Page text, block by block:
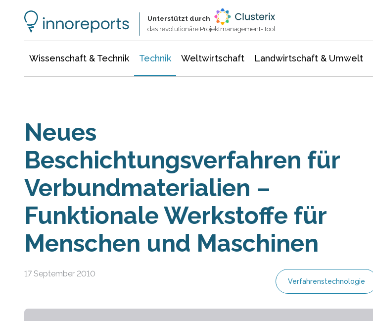
Unterstützt durch
das revolutionäre Projektmanagement-Tool
Wissenschaft & Technik Technik Weltwirtschaft Landwirtschaft & Umwelt
Neues
Beschichtungsverfahren für
Verbundmaterialien –
Funktionale Werkstoffe für
Menschen und Maschinen
17 September 2010
Verfahrenstechnologie